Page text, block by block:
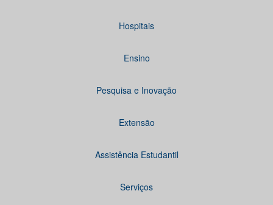
Hospitais
Ensino
Pesquisa e Inovação
Extensão
Assistência Estudantil
Serviços